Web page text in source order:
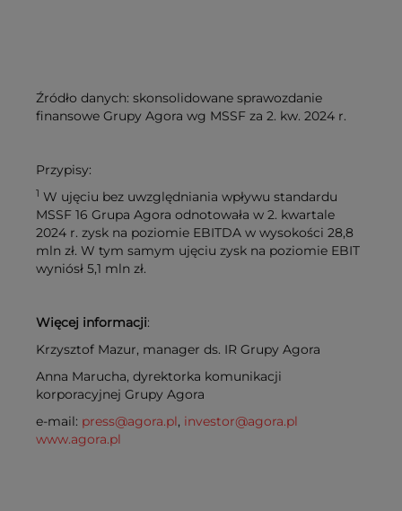
Źródło danych: skonsolidowane sprawozdanie
finansowe Grupy Agora wg MSSF za 2. kw. 2024 r.
Przypisy:
1 W ujęciu bez uwzględniania wpływu standardu
MSSF 16 Grupa Agora odnotowała w 2. kwartale
2024 r. zysk na poziomie EBITDA w wysokości 28,8
mln zł. W tym samym ujęciu zysk na poziomie EBIT
wyniósł 5,1 mln zł.
Więcej informacji:
Krzysztof Mazur, manager ds. IR Grupy Agora
Anna Marucha, dyrektorka komunikacji
korporacyjnej Grupy Agora
e-mail: press@agora.pl, investor@agora.pl
www.agora.pl